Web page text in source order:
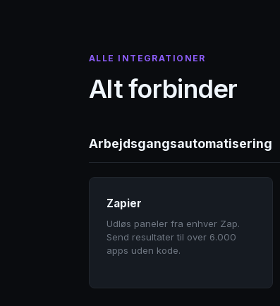
ALLE INTEGRATIONER
Alt forbinder
Arbejdsgangsautomatisering
Zapier
Udløs paneler fra enhver Zap.
Send resultater til over 6.000
apps uden kode.